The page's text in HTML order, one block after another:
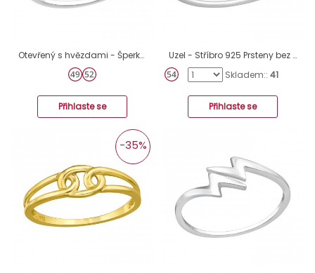
Otevřený s hvězdami - Šperkovní Stříbro 925 Prsteny Bez Kamenů A4S48644
Přihlaste se
Uzel - Stříbro 925 Prsteny bez kamenů A4S42456
Skladem:: 41
Přihlaste se
-35%